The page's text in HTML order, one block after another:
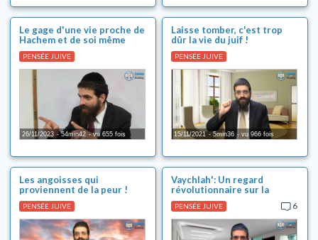
Chalom Baït
Education des enfants
Véracité de la Torah
Pureté familiale
Chabbat
Cacherout
Fêtes juives
Tsedaka et maasser
Bénédictions
Téfilines
Prière (Téfila)
Comportement et Tsniout
Le gage d'une vie proche de
Hachem et de soi même
PENSÉE JUIVE
26/11/2023 54min42 vu 655 fois
Laisse tomber, c'est trop
dûr la vie du juif !
PENSÉE JUIVE
15/11/2021 5min36 vu 966 fois
Les angoisses qui
proviennent de la peur !
PENSÉE JUIVE
Vaychlah': Un regard
révolutionnaire sur la
Torah!
6
PENSÉE JUIVE